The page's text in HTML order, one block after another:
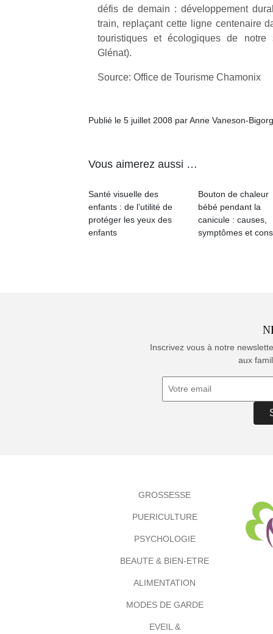
défis de demain : développement
train, replaçant cette ligne centenaire
touristiques et écologiques de
Glénat).
Source: Office de Tourisme Chamonix
Publié le 5 juillet 2008 par Anne Vaneson-
Vous aimerez aussi …
Santé visuelle des
enfants : de l’utilité de
protéger les yeux des
enfants
Bouton de chaleur
bébé pendant la
canicule : causes,
symptômes et
Inscrivez vous à notre
aux
GROSSESSE
PUERICULTURE
PSYCHOLOGIE
BEAUTE & BIEN-ETRE
ALIMENTATION
MODES DE GARDE
EVEIL &